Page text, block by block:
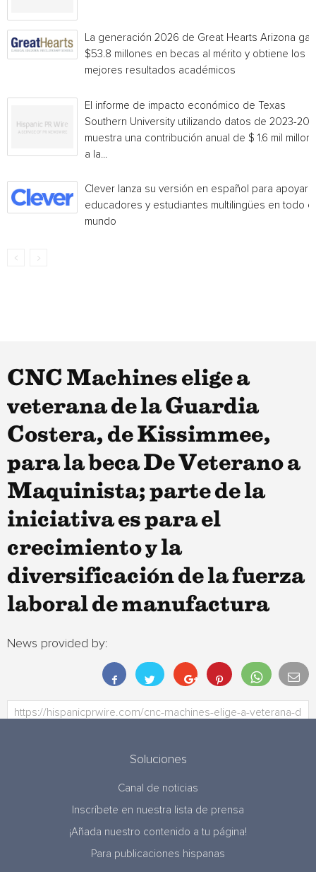
La generación 2026 de Great Hearts Arizona
$53.8 millones en becas al mérito y obtiene los
mejores resultados académicos
El informe de impacto económico de Texas
Southern University utilizando datos de 2023-
muestra una contribución anual de $ 1.6 mil
a la...
Clever lanza su versión en español para apoyar a
educadores y estudiantes multilingües en todo el
mundo
CNC Machines elige a
veterana de la Guardia
Costera, de Kissimmee,
para la beca De Veterano a
Maquinista; parte de la
iniciativa es para el
crecimiento y la
diversificación de la fuerza
laboral de manufactura
News provided by:
Soluciones
Canal de noticias
Inscríbete en nuestra lista de prensa
¡Añada nuestro contenido a tu página!
Para publicaciones hispanas